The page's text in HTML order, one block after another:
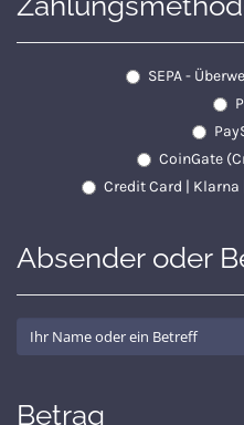
SEPA -
CoinGate
Credit Card | Klarna
Absender oder
Betrag